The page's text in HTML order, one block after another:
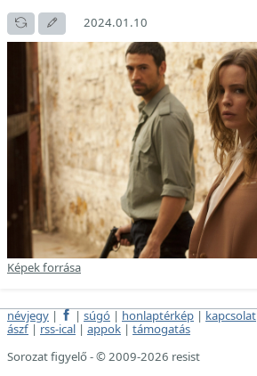
2024.01.10
Képek forrása
névjegy | | súgó | honlaptérkép | kapcsolat
ászf | rss-ical | appok | támogatás
Sorozat figyelő - © 2009-2026 resist